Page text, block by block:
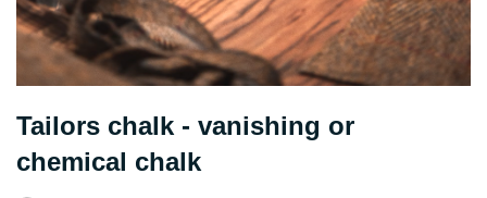
Tailors chalk - vanishing or
chemical chalk